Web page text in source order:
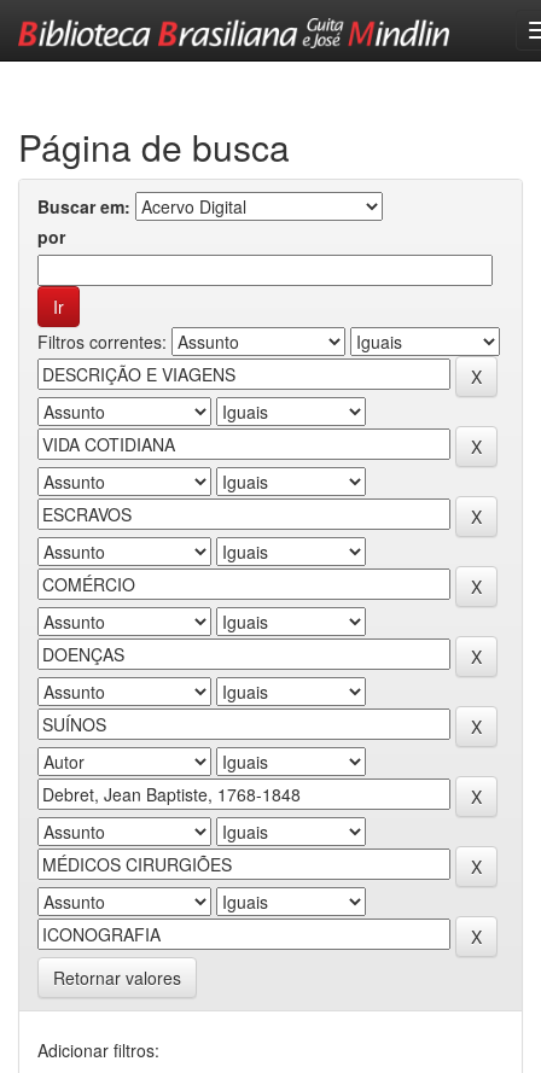
Página de busca
Buscar em:
por
Filtros correntes:
Retornar valores
Adicionar filtros: